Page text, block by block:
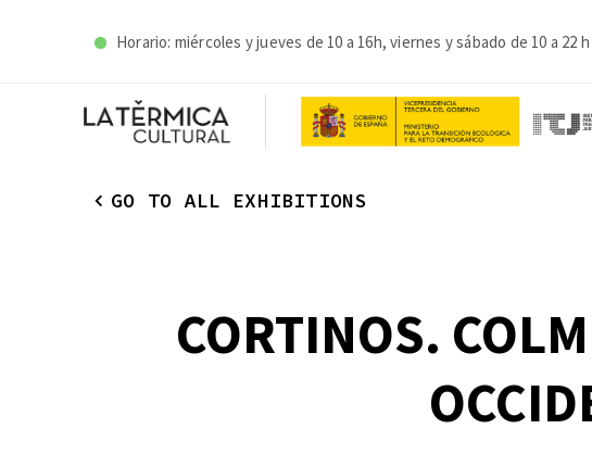
Horario: miércoles y jueves de 10 a 16h, viernes y sábado de 10 a 22
GO TO ALL EXHIBITIONS
CORTINOS.